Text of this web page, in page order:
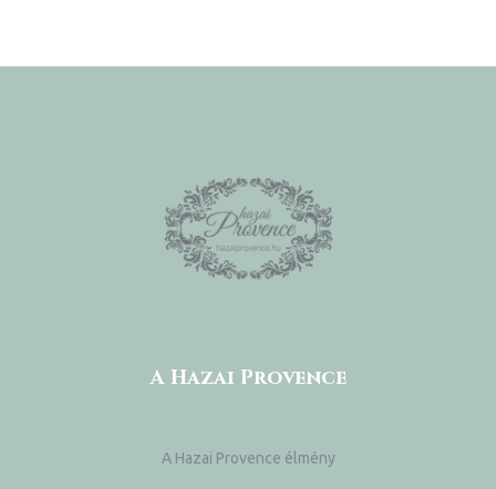
A Hazai Provence
A Hazai Provence élmény